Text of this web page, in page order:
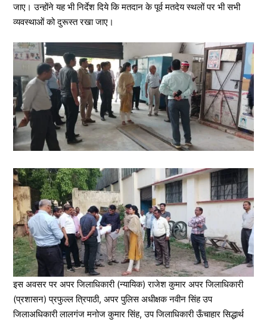
जाए। उन्होंने यह भी निर्देश दिये कि मतदान के पूर्व मतदेय स्थलों पर भी सभी
व्यवस्थाओं को दुरूस्त रखा जाए।
इस अवसर पर अपर जिलाधिकारी (न्यायिक) राजेश कुमार अपर जिलाधिकारी
(प्रशासन) प्रफुल्ल त्रिपाठी, अपर पुलिस अधीक्षक नवीन सिंह उप
जिलाअधिकारी लालगंज मनोज कुमार सिंह, उप जिलाधिकारी ऊँचाहार सिद्धार्थ